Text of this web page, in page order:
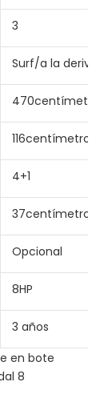
3
Surf/a la deriva/
470centímetro
116centímetro
4+1
37centímetro
Opcional
8HP
3 años